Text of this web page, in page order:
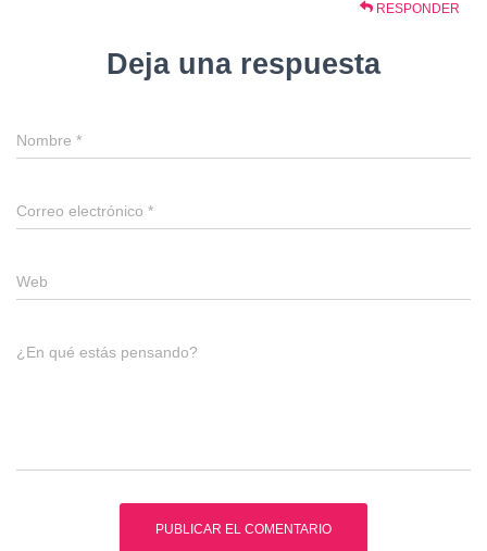
RESPONDER
Deja una respuesta
Nombre *
Correo electrónico *
Web
¿En qué estás pensando?